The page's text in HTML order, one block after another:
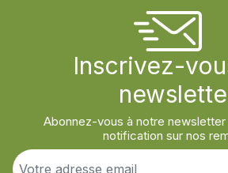
Inscrivez-
Abonnez-vous à notre
notification sur nos